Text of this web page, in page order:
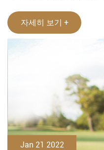
자세히 보기 +
Jan 21 2022